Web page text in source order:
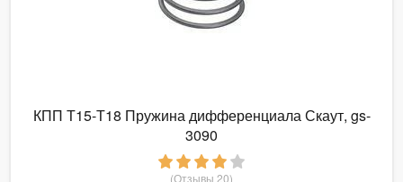
КПП Т15-Т18 Пружина дифференциала Скаут, gs-
3090
(Отзывы 20)